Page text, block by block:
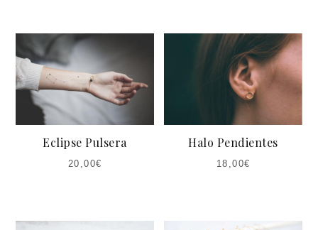
Eclipse Pulsera
20,00€
Halo Pendientes
18,00€